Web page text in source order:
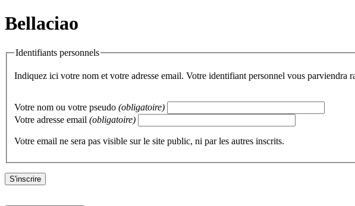
Bellaciao
Identifiants personnels
Indiquez ici votre nom et votre adresse email. Votre identifiant personnel vous parviendra
Votre nom ou votre pseudo (obligatoire)
Votre adresse email (obligatoire)
Votre email ne sera pas visible sur le site public, ni par les autres inscrits.